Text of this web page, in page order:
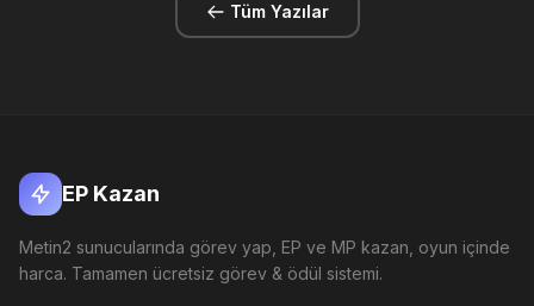
Tüm Yazılar
EP Kazan
Metin2 sunucularında görev yap, EP ve MP kazan, oyun içinde
harca. Tamamen ücretsiz görev & ödül sistemi.